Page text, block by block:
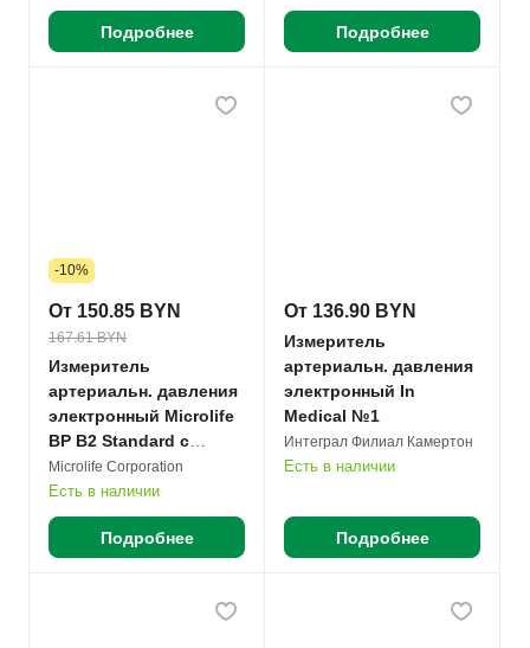
Подробнее Подробнее
-10%
От 150.85 BYN
167.61 BYN
Измеритель
артериальн. давления
электронный Microlife
BP B2 Standard с
адаптером, манжетой
M-L (22-42см) №1
Microlife Corporation
Есть в наличии
Подробнее
От 136.90 BYN
Измеритель
артериальн. давления
электронный In
Medical №1
Интеграл Филиал Камертон
Есть в наличии
Подробнее